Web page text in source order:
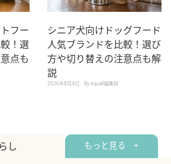
フー
！選
点も
シニア犬向けドッグフード
人気ブランドを比較！選び
方や切り替えの注意点も解
説
2026年8月4日 By equall編集部
し もっと見る +